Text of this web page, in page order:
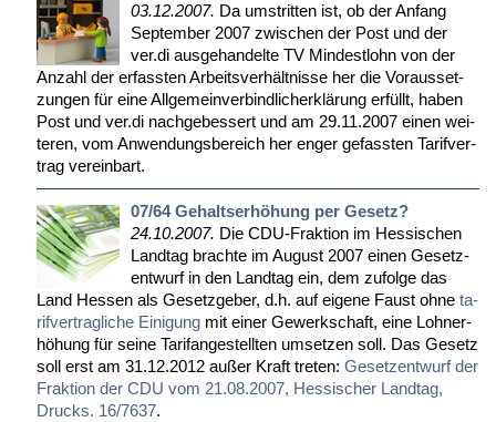
03.12.2007. Da um­strit­ten ist, ob der An­fang
Sep­tem­ber 2007 zwi­schen der Post und der
ver.di aus­ge­han­del­te TV Min­dest­lohn von der
An­zahl der er­fass­ten Ar­beits­ver­hält­nis­se her die Vor­aus­set­
zun­gen für ei­ne All­ge­mein­ver­bind­li­ch­er­klä­rung er­füllt, ha­ben
Post und ver.di nach­ge­bes­sert und am 29.11.2007 ei­nen wei­
te­ren, vom An­wen­dungs­be­reich her en­ger ge­fass­ten Ta­rif­ver­
trag ver­ein­bart.
07/64 Gehaltserhöhung per Gesetz?
24.10.2007. Die CDU-Frak­ti­on im Hes­si­schen
Land­tag brach­te im Au­gust 2007 ei­nen Ge­setz­
ent­wurf in den Land­tag ein, dem zu­fol­ge das
Land Hes­sen als Ge­setz­ge­ber, d.h. auf ei­ge­ne Faust oh­ne ta­
rif­ver­trag­li­che Ei­ni­gung mit ei­ner Ge­werk­schaft, ei­ne Lohn­er­
hö­hung für sei­ne Ta­rif­an­ge­stell­ten um­set­zen soll. Das Ge­setz
soll erst am 31.12.2012 au­ßer Kraft tre­ten: Ge­setz­ent­wurf der
Frak­ti­on der CDU vom 21.08.2007, Hes­si­scher Land­tag,
Drucks. 16/7637.